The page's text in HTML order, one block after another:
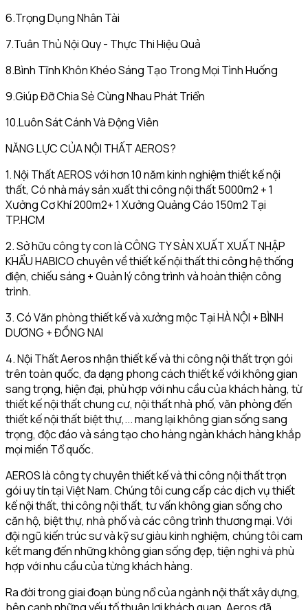
6.Trọng Dụng Nhân Tài
7.Tuân Thủ Nội Quy - Thực Thi Hiệu Quả
8.Bình Tĩnh Khôn Khéo Sáng Tạo Trong Mọi Tình Huống
9.Giúp Đỡ Chia Sẻ Cùng Nhau Phát Triển
10.Luôn Sát Cánh Và Động Viên
NĂNG LỰC CỦA NỘI THẤT AEROS?
1. Nội Thất AEROS với hơn 10 năm kinh nghiệm thiết kế nội
thất, Có nhà máy sản xuất thi công nội thất 5000m2 + 1
Xưởng Cơ Khí 200m2+ 1 Xưởng Quảng Cáo 150m2 Tại
TP.HCM
2. Sở hữu công ty con là CÔNG TY SẢN XUẤT XUẤT NHẬP
KHẨU HABICO chuyên về thiết kế nội thất thi công hệ thống
điện, chiếu sáng + Quản lý công trình và hoàn thiện công
trình.
3. Có Văn phòng thiết kế và xưởng mộc Tại HÀ NỘI + BÌNH
DƯƠNG + ĐỒNG NAI
4. Nội Thất Aeros nhận thiết kế và thi công nội thất trọn gói
trên toàn quốc, đa dạng phong cách thiết kế với không gian
sang trọng, hiện đại, phù hợp với nhu cầu của khách hàng, từ
thiết kế nội thất chung cư, nội thất nhà phố, văn phòng đến
thiết kế nội thất biệt thự,... mang lại không gian sống sang
trọng, độc đáo và sáng tạo cho hàng ngàn khách hàng khắp
mọi miền Tổ quốc.
AEROS là công ty chuyên thiết kế và thi công nội thất trọn
gói uy tín tại Việt Nam. Chúng tôi cung cấp các dịch vụ thiết
kế nội thất, thi công nội thất, tư vấn không gian sống cho
căn hộ, biệt thự, nhà phố và các công trình thương mại. Với
đội ngũ kiến trúc sư và kỹ sư giàu kinh nghiệm, chúng tôi cam
kết mang đến những không gian sống đẹp, tiện nghi và phù
hợp với nhu cầu của từng khách hàng.
Ra đời trong giai đoạn bùng nổ của ngành nội thất xây dựng,